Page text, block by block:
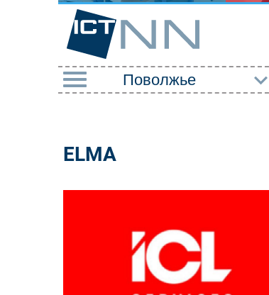
Импорто­замещение
Промышленности
Мобильная связь
Фиксированная связь
Интеграция
ELMA